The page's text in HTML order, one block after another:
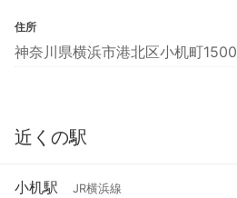
住所
神奈川県横浜市港北区小机町1500
近くの駅
小机駅 JR横浜線